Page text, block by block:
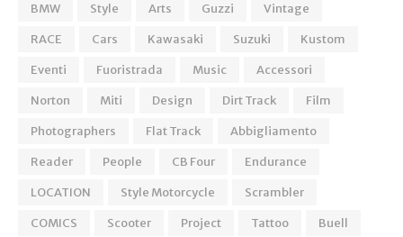
BMW
Style Arts Guzzi
Vintage
RACE
Cars Kawasaki Suzuki
Kustom
Eventi
Fuoristrada Music
Accessori
Norton
Miti Design Dirt Track
Film
Photographers
Flat Track
Abbigliamento
Reader
People CB Four
Endurance
LOCATION
Style Motorcycle
Scrambler
COMICS
Scooter Project Tattoo
Buell